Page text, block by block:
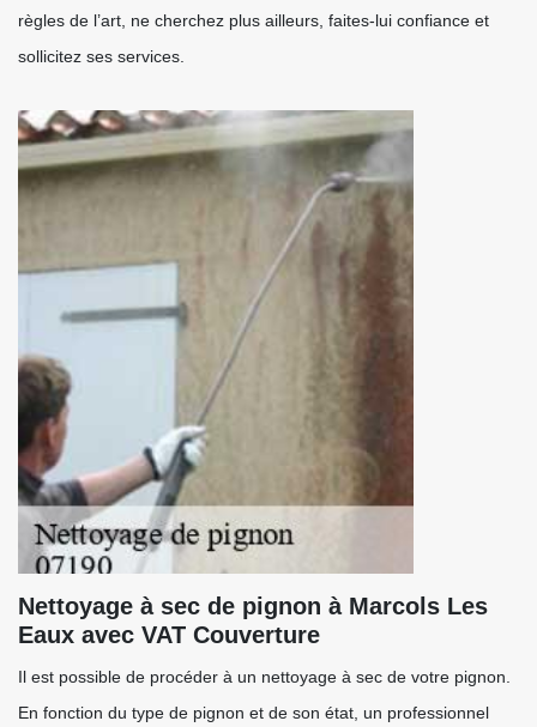
règles de l’art, ne cherchez plus ailleurs, faites-lui confiance et
sollicitez ses services.
Nettoyage à sec de pignon à Marcols Les
Eaux avec VAT Couverture
Il est possible de procéder à un nettoyage à sec de votre pignon.
En fonction du type de pignon et de son état, un professionnel